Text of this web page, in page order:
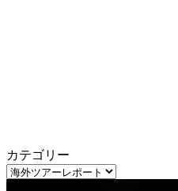
カテゴリー